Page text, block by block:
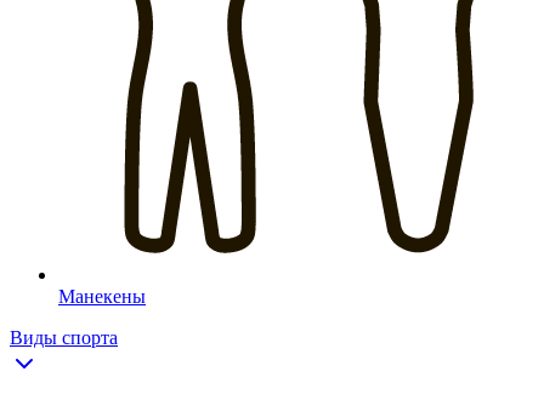
Манекены
Виды спорта